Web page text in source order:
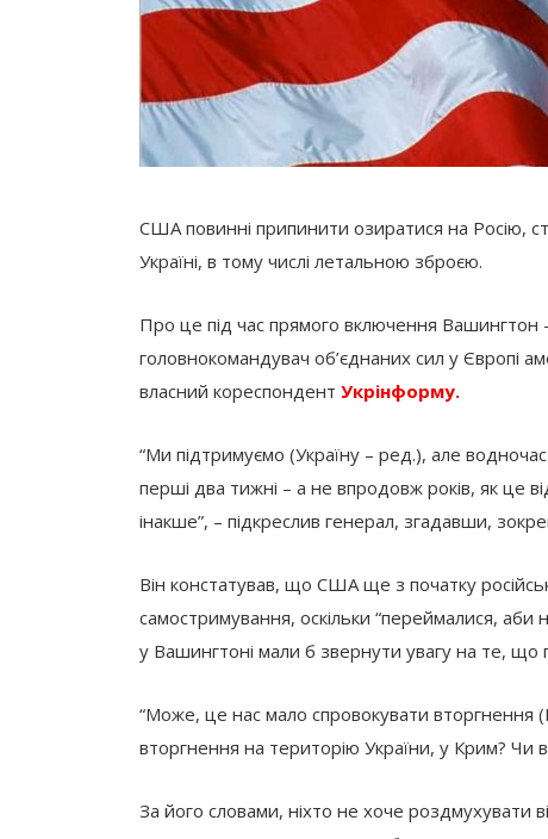
США повинні припинити озиратися на Росію,
Україні, в тому числі летальною зброєю.
Про це під час прямого включення Вашингтон
головнокомандувач об’єднаних сил у Європі
власний кореспондент Укрінформу.
“Ми підтримуємо (Україну – ред.), але
перші два тижні – а не впродовж років, як це
інакше”, – підкреслив генерал, згадавши,
Він констатував, що США ще з початку
самостримування, оскільки “переймалися, аби
у Вашингтоні мали б звернути увагу на те,
“Може, це нас мало спровокувати вторгнення
вторгнення на територію України, у Крим? Чи
За його словами, ніхто не хоче роздмухувати